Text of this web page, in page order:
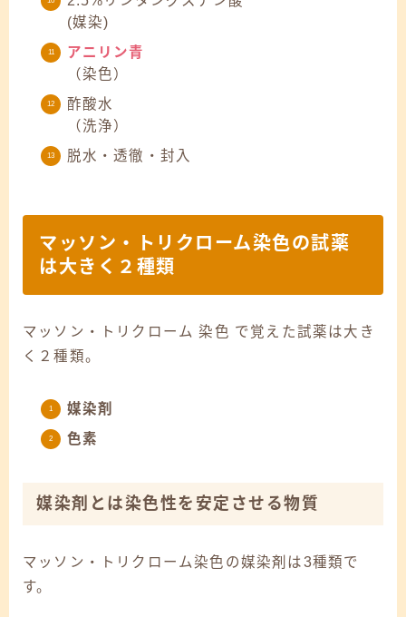
(媒染)
アニリン青
（染色）
酢酸水
（洗浄）
脱水・透徹・封入
マッソン・トリクローム染色の試薬
は大きく２種類
マッソン・トリクローム 染色 で覚えた試薬は大き
く２種類。
媒染剤
色素
媒染剤とは 染色性を安定させる物質
マッソン・トリクローム染色の媒染剤は3種類で
す。